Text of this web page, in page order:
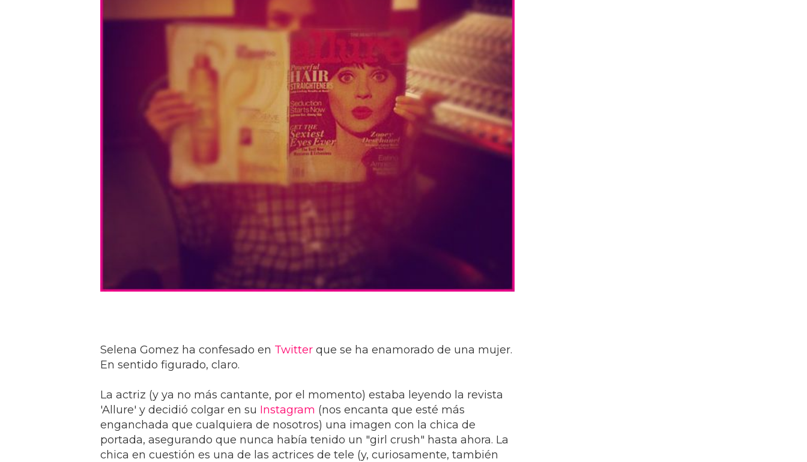
Selena Gomez ha confesado en Twitter que se ha enamorado de una mujer.
En sentido figurado, claro.
La actriz (y ya no más cantante, por el momento) estaba leyendo la revista
'Allure' y decidió colgar en su Instagram (nos encanta que esté más
enganchada que cualquiera de nosotros) una imagen con la chica de
portada, asegurando que nunca había tenido un "girl crush" hasta ahora. La
chica en cuestión es una de las actrices de tele (y, curiosamente, también